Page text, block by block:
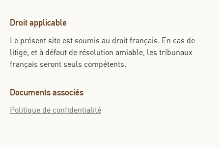
Droit applicable
Le présent site est soumis au droit français. En cas de
litige, et à défaut de résolution amiable, les tribunaux
français seront seuls compétents.
Documents associés
Politique de confidentialité